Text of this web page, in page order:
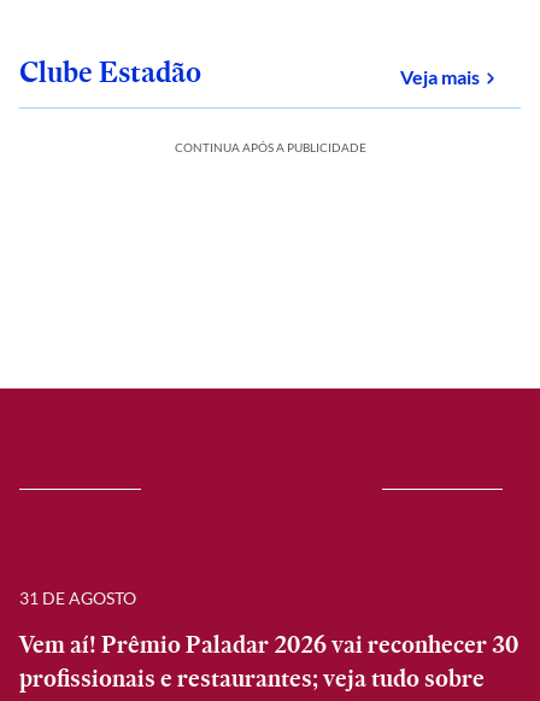
Clube Estadão Veja maissobre
CONTINUA APÓS A PUBLICIDADE
31 DE AGOSTO
Vem aí! Prêmio Paladar 2026 vai reconhecer 30
profissionais e restaurantes; veja tudo sobre